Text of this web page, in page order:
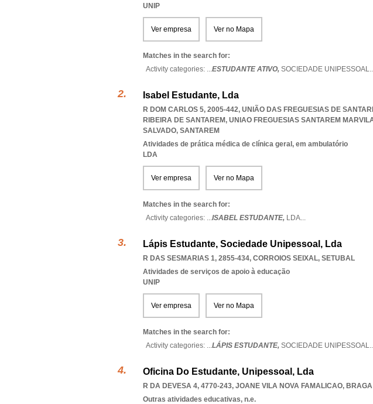
UNIP
Ver empresa Ver no Mapa
Matches in the search for:
Activity categories: ...ESTUDANTE ATIVO, SOCIEDADE UNIPESSOAL
Isabel Estudante, Lda
R DOM CARLOS 5, 2005-442, UNIÃO DAS FREGUESIAS DE
RIBEIRA DE SANTAREM, UNIAO FREGUESIAS SANTAREM
SALVADO, SANTAREM
Atividades de prática médica de clínica geral, em ambulatório
LDA
Ver empresa Ver no Mapa
Matches in the search for:
Activity categories: ...ISABEL ESTUDANTE, LDA...
Lápis Estudante, Sociedade Unipessoal, Lda
R DAS SESMARIAS 1, 2855-434, CORROIOS SEIXAL, SETUBAL
Atividades de serviços de apoio à educação
UNIP
Ver empresa Ver no Mapa
Matches in the search for:
Activity categories: ...LÁPIS ESTUDANTE, SOCIEDADE UNIPESSOAL
Oficina Do Estudante, Unipessoal, Lda
R DA DEVESA 4, 4770-243, JOANE VILA NOVA FAMALICAO, BRAGA
Outras atividades educativas, n.e.